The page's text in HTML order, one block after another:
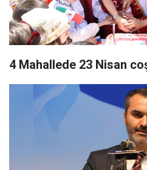
4 Mahallede 23 Nisan